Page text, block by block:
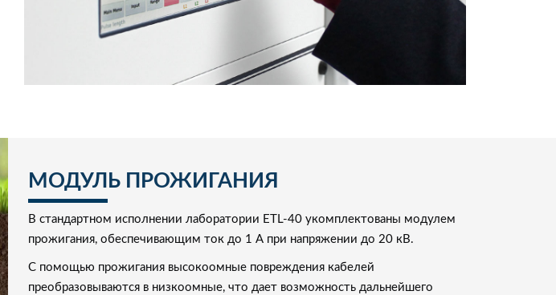
МОДУЛЬ ПРОЖИГАНИЯ
В стандартном исполнении лаборатории ETL-40 укомплектованы модулем
прожигания, обеспечивающим ток до 1 А при напряжении до 20 кВ.
С помощью прожигания высокоомные повреждения кабелей
преобразовываются в низкоомные, что дает возможность дальнейшего